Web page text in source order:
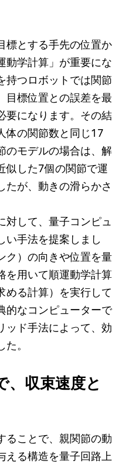
標とする手先の位置か
動学計算」が重要にな
持つロボットでは関節
目標位置との誤差を最
要になります。その結
体の関節数と同じ17
のモデルの場合は、解
似した7個の関節で運
たが、動きの滑らかさ
対して、量子コンピュ
い手法を提案しまし
ク）の向きや位置を量
を用いて順運動学計算
める計算）を実行して
的なコンピューターで
ッド手法によって、効
。
、収束速度と
ることで、親関節の動
える構造を量子回路上